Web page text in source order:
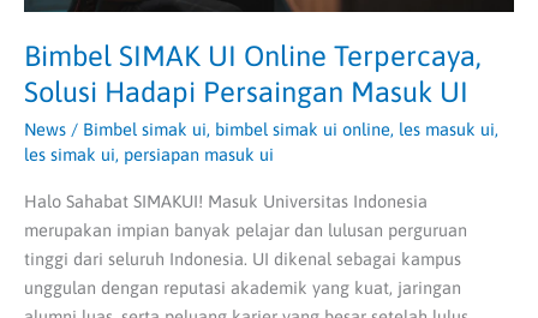
Bimbel SIMAK UI Online Terpercaya,
Solusi Hadapi Persaingan Masuk UI
News / Bimbel simak ui, bimbel simak ui online, les masuk ui,
les simak ui, persiapan masuk ui
Halo Sahabat SIMAKUI! Masuk Universitas Indonesia
merupakan impian banyak pelajar dan lulusan perguruan
tinggi dari seluruh Indonesia. UI dikenal sebagai kampus
unggulan dengan reputasi akademik yang kuat, jaringan